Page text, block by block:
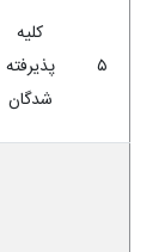
۵
کلیه
پذیرفته
شدگان